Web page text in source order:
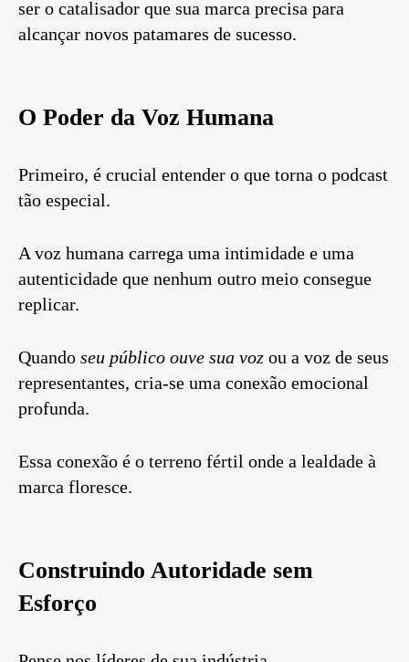
ser o catalisador que sua marca precisa para
alcançar novos patamares de sucesso.
O Poder da Voz Humana
Primeiro, é crucial entender o que torna o podcast
tão especial.
A voz humana carrega uma intimidade e uma
autenticidade que nenhum outro meio consegue
replicar.
Quando seu público ouve sua voz ou a voz de seus
representantes, cria-se uma conexão emocional
profunda.
Essa conexão é o terreno fértil onde a lealdade à
marca floresce.
Construindo Autoridade sem
Esforço